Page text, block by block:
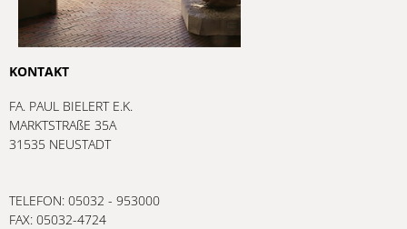
KONTAKT
FA. PAUL BIELERT E.K.
MARKTSTRAßE 35A
31535 NEUSTADT
TELEFON: 05032 - 953000
FAX: 05032-4724